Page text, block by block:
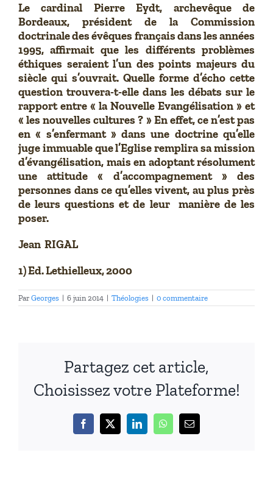
Le cardinal Pierre Eydt, archevêque de
Bordeaux, président de la Commission
doctrinale des évêques français dans les années
1995, affirmait que les différents problèmes
éthiques seraient l’un des points majeurs du
siècle qui s’ouvrait. Quelle forme d’écho cette
question trouvera-t-elle dans les débats sur le
rapport entre « la Nouvelle Evangélisation » et
« les nouvelles cultures ? » En effet, ce n’est pas
en « s’enfermant » dans une doctrine qu’elle
juge immuable que l’Eglise remplira sa mission
d’évangélisation, mais en adoptant résolument
une attitude « d’accompagnement » des
personnes dans ce qu’elles vivent, au plus près
de leurs questions et de leur manière de les
poser.
Jean RIGAL
1) Ed. Lethielleux, 2000
Par Georges | 6 juin 2014 | Théologies | 0 commentaire
Partagez cet article,
Choisissez votre Plateforme!
Facebook
X LinkedInWhatsApp
Email